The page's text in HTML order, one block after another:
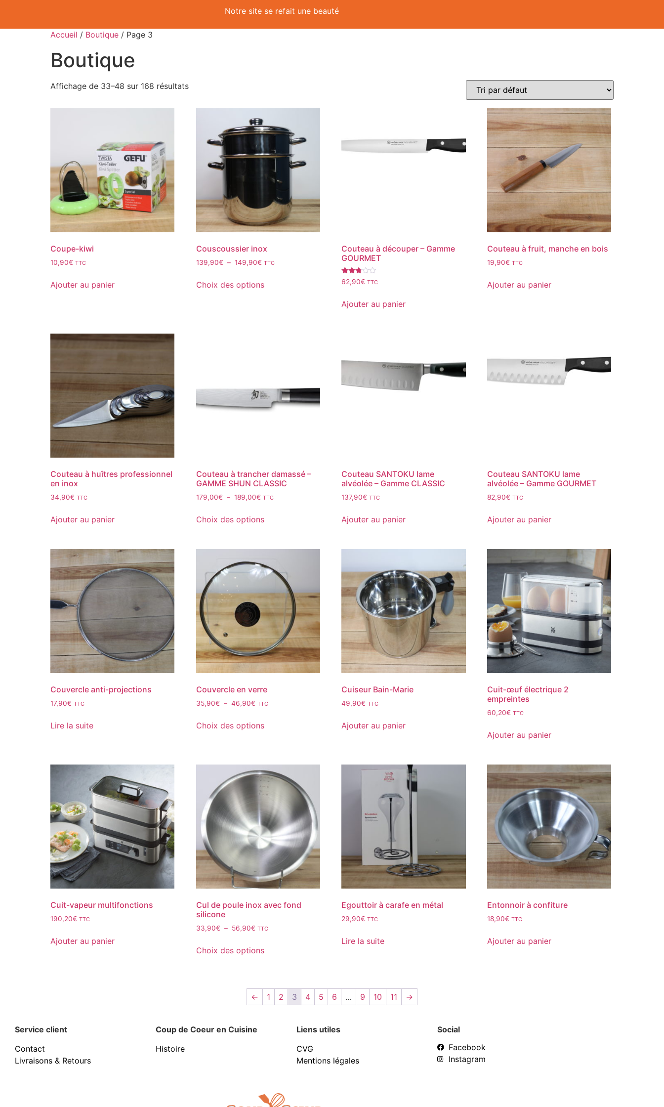
Notre site se refait une beauté
Accueil / Boutique / Page 3
Boutique
Affichage de 33–48 sur 168 résultats
Coupe-kiwi
10,90€ TTC
Ajouter au panier
Couscoussier inox
139,90€ – 149,90€ TTC
Choix des options
Couteau à découper – Gamme
GOURMET
Note
2.59
62,90€ TTC
Ajouter au panier
Couteau à fruit, manche en bois
19,90€ TTC
Ajouter au panier
Couteau à huîtres professionnel
en inox
34,90€ TTC
Ajouter au panier
Couteau à trancher damassé –
GAMME SHUN CLASSIC
179,00€ – 189,00€ TTC
Choix des options
Couteau SANTOKU lame
alvéolée – Gamme CLASSIC
137,90€ TTC
Ajouter au panier
Couteau SANTOKU lame
alvéolée – Gamme GOURMET
82,90€ TTC
Ajouter au panier
Couvercle anti-projections
17,90€ TTC
Lire la suite
Couvercle en verre
35,90€ – 46,90€ TTC
Choix des options
Cuiseur Bain-Marie
49,90€ TTC
Ajouter au panier
Cuit-œuf électrique 2
empreintes
60,20€ TTC
Ajouter au panier
Cuit-vapeur multifonctions
190,20€ TTC
Ajouter au panier
Cul de poule inox avec fond
silicone
33,90€ – 56,90€ TTC
Choix des options
Egouttoir à carafe en métal
29,90€ TTC
Lire la suite
Entonnoir à confiture
18,90€ TTC
Ajouter au panier
← 1 2 3 4 5 6 … 9 10 11 →
Service client
Contact
Livraisons & Retours
Coup de Coeur en Cuisine
Histoire
Liens utiles
CVG
Mentions légales
Social
Facebook
Instagram